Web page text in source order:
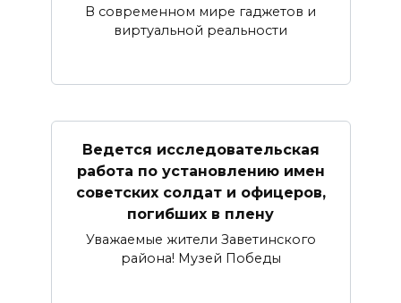
В современном мире гаджетов и
виртуальной реальности
Ведется исследовательская
работа по установлению имен
советских солдат и офицеров,
погибших в плену
Уважаемые жители Заветинского
района! Музей Победы